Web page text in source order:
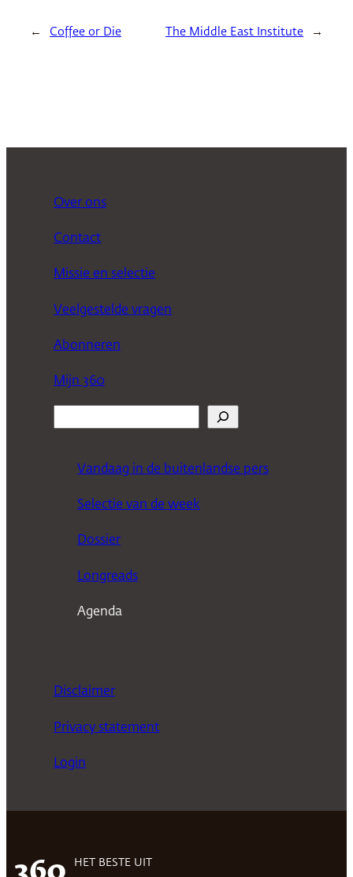
← Coffee or Die The Middle East Institute →
Over ons
Contact
Missie en selectie
Veelgestelde vragen
Abonneren
Mijn 360
Vandaag in de buitenlandse pers
Selectie van de week
Dossier
Longreads
Agenda
Disclaimer
Privacy statement
Login
HET BESTE UIT